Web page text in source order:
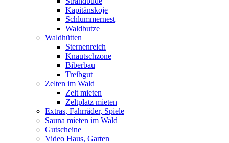
Kapitänskoje
Schlummernest
Waldbutze
Waldhütten
Sternenreich
Knautschzone
Biberbau
Treibgut
Zelten im Wald
Zelt mieten
Zeltplatz mieten
Extras, Fahrräder, Spiele
Sauna mieten im Wald
Gutscheine
Video Haus, Garten